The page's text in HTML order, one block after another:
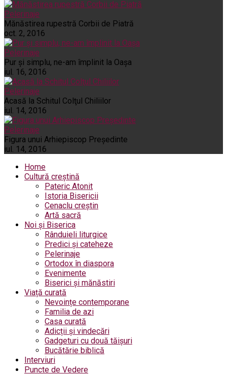
Pelerinaje
Mănăstirea rupestră Corbii de Piatră
oct. 2, 2016
Pelerinaje
Pur şi simplu, ne-am împlinit la Oaşa
iul. 16, 2016
Pelerinaje
Acasă la Schitul Colţul Chiliilor
iul. 14, 2016
Pelerinaje
Figura unui Arhiepiscop Preşedinte
iul. 14, 2016
Home
Cultură creștină
Pateric Atonit
Istoria Bisericii
Cenaclu creștin
Artă sacră
Noi și Biserica
Rânduieli liturgice
Predici și cateheze
Pelerinaje
Ortodox în diaspora
Evenimente
Biserici și mănăstiri
Viață curată
Nevoințe contemporane
Familia de azi
Casa curată
Adicții și vindecări
Gadgeturi cu două tăișuri
Bucătărie biblică
Interviuri
Puncte de Vedere